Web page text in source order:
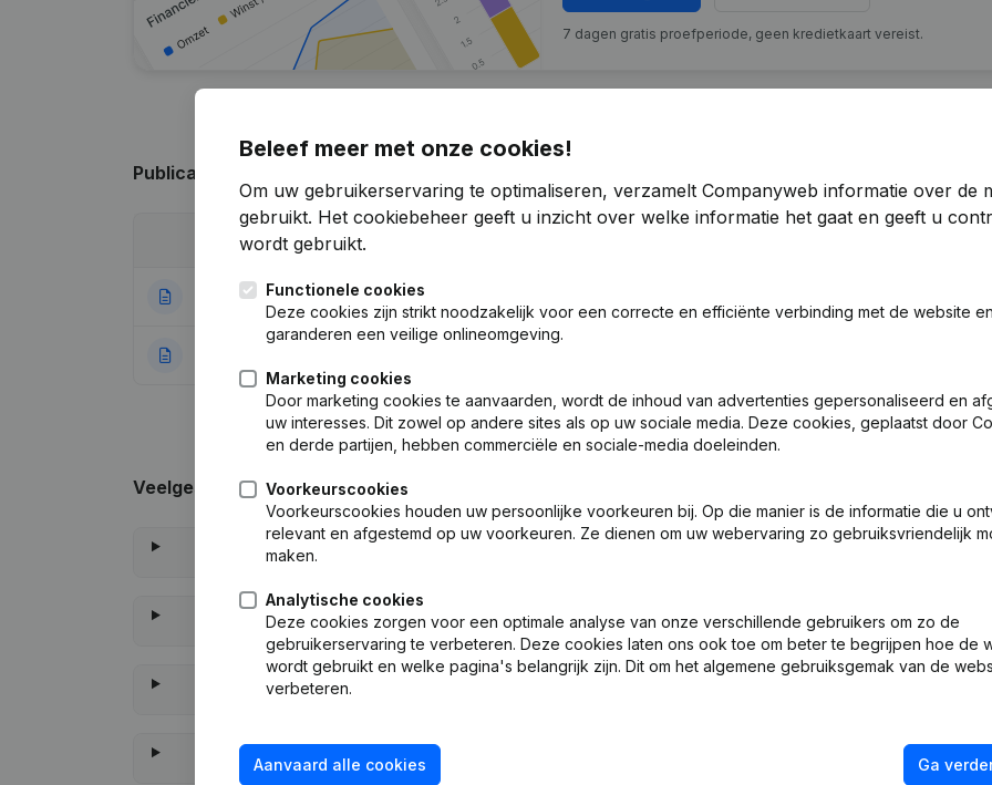
7 dagen gratis proefperiode, geen kredietkaart vereist.
Publicaties
29-11-2023 Maatschappelijke Zetel
Veelgestelde vragen
Wat is het PEPPOL ID van La Perla Institut?
Beleef meer met onze cookies!
Om uw gebruikerservaring te optimaliseren, verzamelt Companyweb informatie over de
gebruikt. Het cookiebeheer geeft u inzicht over welke informatie het gaat en geeft u
wordt gebruikt.
Functionele cookies
Deze cookies zijn strikt noodzakelijk voor een correcte en efficiënte verbinding met de website en
garanderen een veilige onlineomgeving.
Marketing cookies
Door marketing cookies te aanvaarden, wordt de inhoud van advertenties gepersonaliseerd en
uw interesses. Dit zowel op andere sites als op uw sociale media. Deze cookies, geplaatst door
en derde partijen, hebben commerciële en sociale-media doeleinden.
Voorkeurscookies
Voorkeurscookies houden uw persoonlijke voorkeuren bij. Op die manier is de informatie die u
relevant en afgestemd op uw voorkeuren. Ze dienen om uw webervaring zo gebruiksvriendelijk
maken.
Analytische cookies
Deze cookies zorgen voor een optimale analyse van onze verschillende gebruikers om zo de
gebruikerservaring te verbeteren. Deze cookies laten ons ook toe om beter te begrijpen hoe de
wordt gebruikt en welke pagina's belangrijk zijn. Dit om het algemene gebruiksgemak van de
verbeteren.
Aanvaard alle cookies Ga